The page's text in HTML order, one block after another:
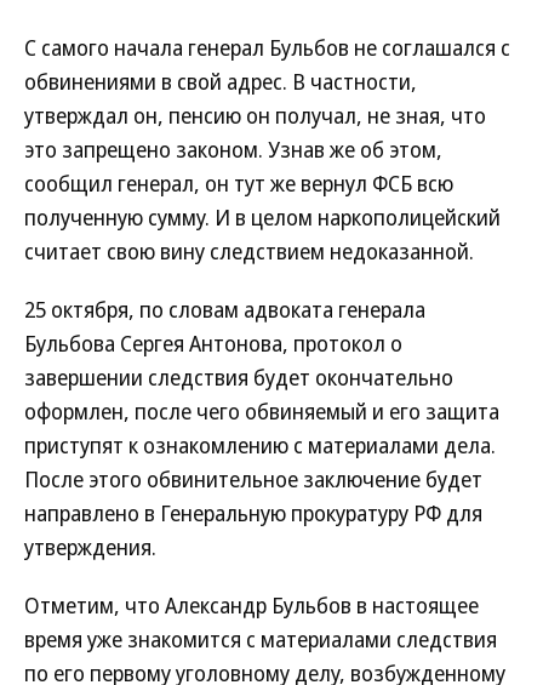
С самого начала генерал Бульбов не соглашался с
обвинениями в свой адрес. В частности,
утверждал он, пенсию он получал, не зная, что
это запрещено законом. Узнав же об этом,
сообщил генерал, он тут же вернул ФСБ всю
полученную сумму. И в целом наркополицейский
считает свою вину следствием недоказанной.
25 октября, по словам адвоката генерала
Бульбова Сергея Антонова, протокол о
завершении следствия будет окончательно
оформлен, после чего обвиняемый и его защита
приступят к ознакомлению с материалами дела.
После этого обвинительное заключение будет
направлено в Генеральную прокуратуру РФ для
утверждения.
Отметим, что Александр Бульбов в настоящее
время уже знакомится с материалами следствия
по его первому уголовному делу, возбужденному